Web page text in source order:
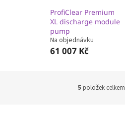
ProfiClear Premium
XL discharge module
pump
Na objednávku
61 007 Kč
5 položek celkem